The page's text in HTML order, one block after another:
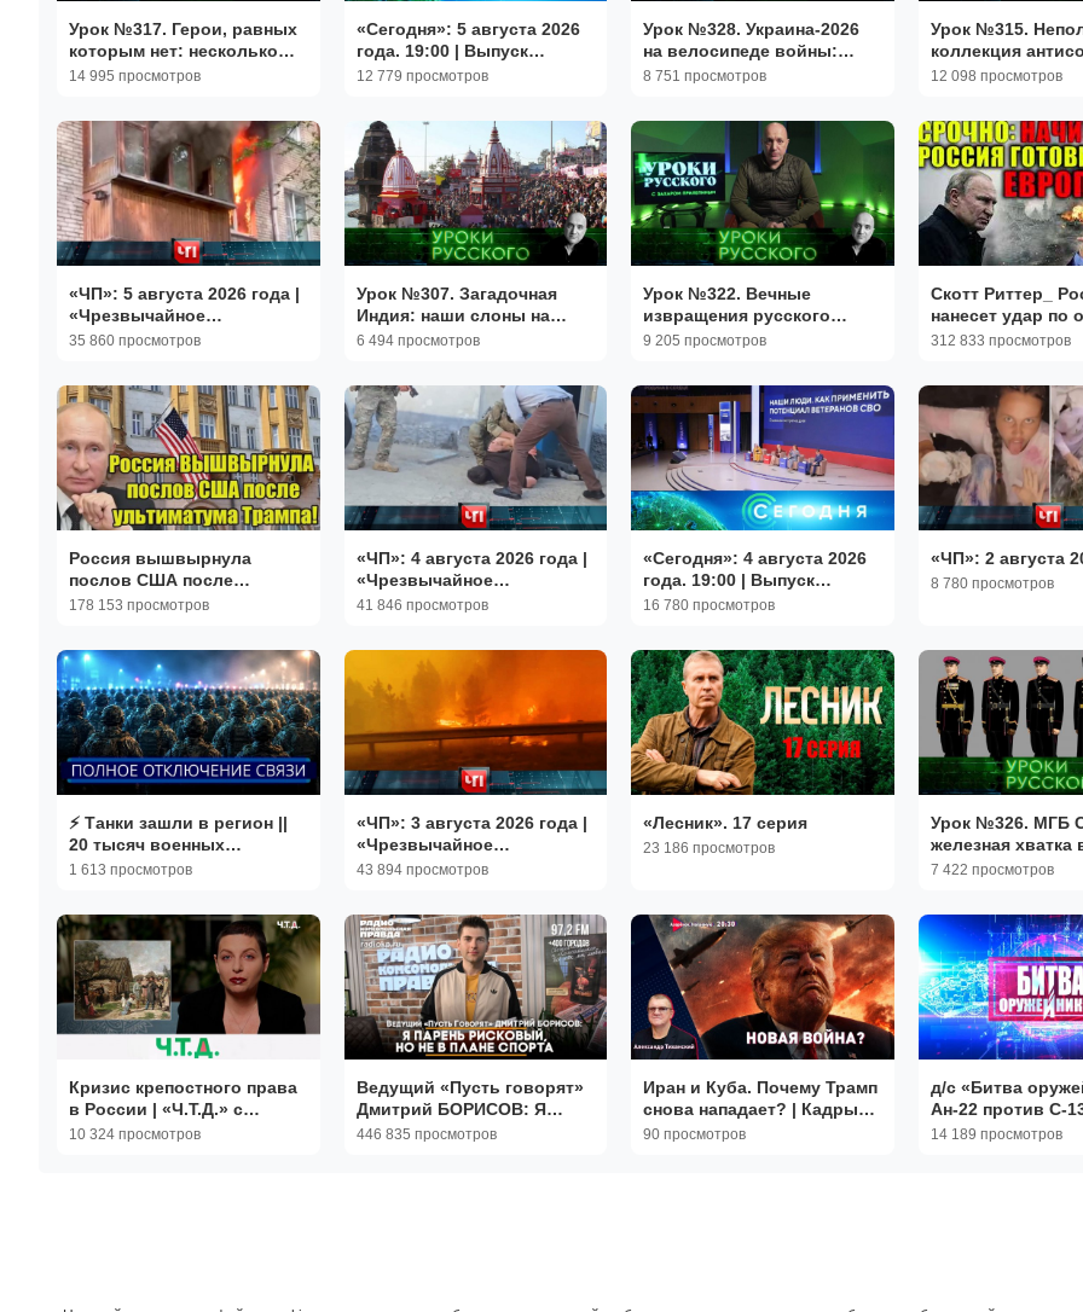
Урок №317. Герои, равных
которым нет: несколько
историй о чекистах | Захар
14 995 просмотров
«Сегодня»: 5 августа 2026
года. 19:00 | Выпуск
новостей | Новости НТВ
12 779 просмотров
Урок №328. Украина-2026
на велосипеде войны:
таран лбом Тараса | «Захар
8 751 просмотров
Урок №315.
коллекция
казусов | «Захар
12 098 просмотров
«ЧП»: 5 августа 2026 года |
«Чрезвычайное
происшествие» на НТВ
35 860 просмотров
Урок №307. Загадочная
Индия: наши слоны на
устойчивой черепахе
6 494 просмотров
Урок №322. Вечные
извращения русского
национализма | «Захар
9 205 просмотров
Скотт Риттер_
нанесет удар по
важнейших
312 833 просмотров
Россия вышвырнула
послов США после
ультиматума Трампа
178 153 просмотров
«ЧП»: 4 августа 2026 года |
«Чрезвычайное
происшествие» на НТВ
41 846 просмотров
«Сегодня»: 4 августа 2026
года. 19:00 | Выпуск
новостей | Новости НТВ
16 780 просмотров
«ЧП»: 2 августа
8 780 просмотров
⚡️ Танки зашли в регион ||
20 тысяч военных
выведены на улицы
1 613 просмотров
«ЧП»: 3 августа 2026 года |
«Чрезвычайное
происшествие» на НТВ
43 894 просмотров
«Лесник». 17 серия
23 186 просмотров
Урок №326. МГБ
железная хватка
Победы | «Захар
7 422 просмотров
Кризис крепостного права
в России | «Ч.T.Д.» с
Маргаритой Симоньян
10 324 просмотров
Ведущий «Пусть говорят»
Дмитрий БОРИСОВ: Я
парень рисковый, но не в
446 835 просмотров
Иран и Куба. Почему Трамп
снова нападает? | Кадры
Лукашенко | Тиханский
90 просмотров
д/с «Битва
Ан-22 против C-
«Геркулес» и С-
14 189 просмотров